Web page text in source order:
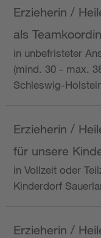
Erzieherin /
als
in unbefristeter
(mind. 30 - max.
Schleswig-
Erzieherin /
für unsere
in Vollzeit oder
Kinderdorf
Erzieherin /